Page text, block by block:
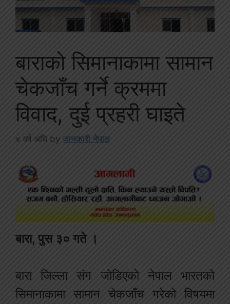
बाराको सिमानाकामा सामान
चेकजाँच गर्ने क्रममा
विवाद, दुई प्रहरी घाइते
४ वर्ष अघि by जानकारी नेपाल
बारा, पुस ३० गते ।
बारा जिल्ला संग जोडिएको नेपाल भारतको
सिमानाकामा सामान चेकजाँच गरेको विषयमा